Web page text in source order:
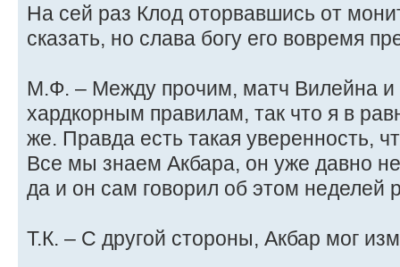
На сей раз Клод оторвавшись от
сказать, но слава богу его вовремя
М.Ф. – Между прочим, матч Вилейна и
хардкорным правилам, так что я в
же. Правда есть такая уверенность,
Все мы знаем Акбара, он уже давно
да и он сам говорил об этом неделей
Т.К. – С другой стороны, Акбар мог